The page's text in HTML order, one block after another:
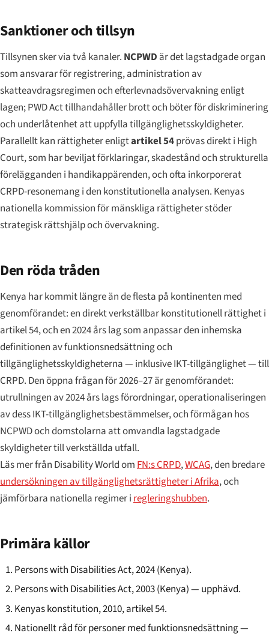
Sanktioner och tillsyn
Tillsynen sker via två kanaler. NCPWD är det lagstadgade organ
som ansvarar för registrering, administration av
skatteavdragsregimen och efterlevnadsövervakning enligt
lagen; PWD Act tillhandahåller brott och böter för diskriminering
och underlåtenhet att uppfylla tillgänglighetsskyldigheter.
Parallellt kan rättigheter enligtartikel 54prövas direkt i High
Court, som har beviljat förklaringar, skadestånd och strukturella
förelägganden i handikappärenden, och ofta inkorporerat
CRPD-resonemang i den konstitutionella analysen. Kenyas
nationella kommission för mänskliga rättigheter stöder
strategisk rättshjälp och övervakning.
Den röda tråden
Kenya har kommit längre än de flesta på kontinenten med
genomförandet: en direkt verkställbar konstitutionell rättighet i
artikel 54, och en 2024 års lag som anpassar den inhemska
definitionen av funktionsnedsättning och
tillgänglighetsskyldigheterna — inklusive IKT-tillgänglighet — till
CRPD. Den öppna frågan för 2026–27 är genomförandet:
utrullningen av 2024 års lags förordningar, operationaliseringen
av dess IKT-tillgänglighetsbestämmelser, och förmågan hos
NCPWD och domstolarna att omvandla lagstadgade
skyldigheter till verkställda utfall.
Läs mer från Disability World omFN:s CRPD,WCAG, den bredare
undersökningen av tillgänglighetsrättigheter i Afrika, och
jämförbara nationella regimer iregleringshubben.
Primära källor
Persons with Disabilities Act, 2024 (Kenya).
Persons with Disabilities Act, 2003 (Kenya) — upphävd.
Kenyas konstitution, 2010, artikel 54.
Nationellt råd för personer med funktionsnedsättning —